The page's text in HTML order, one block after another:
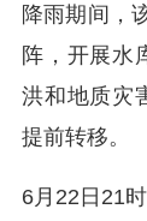
降雨期间，
阵，开展水
洪和地质灾
提前转移。
6月22日21